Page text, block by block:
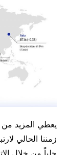
يعطي المزيد من
زمننا الحالي
جلياً من خلال